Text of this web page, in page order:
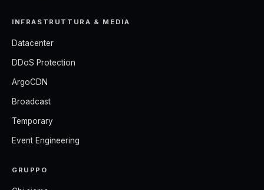
INFRASTRUTTURA & MEDIA
Datacenter
DDoS Protection
ArgoCDN
Broadcast
Temporary
Event Engineering
GRUPPO